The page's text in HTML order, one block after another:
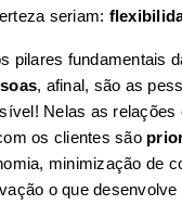
seriam:
pilares fundamentais
, afinal, são as
Nelas as relações
os clientes são
minimização de
o que desenvolve